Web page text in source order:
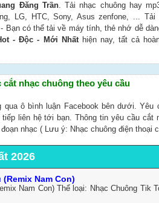
Đăng Trần. Tải nhạc chuông hay
LG, HTC, Sony, Asus zenfone, ...
Bạn có thể tải về máy tính, thẻ nhớ dễ
- Độc - Mới Nhấthiện nay, tất cả
cắt nhạc chuông theo yêu cầu
ô bình luận Facebook bên dưới.
liên hệ tới bạn. Thông tin yêu cầu cắt
nhạc ( Lưu ý: Nhạc chuông điện thoại
2026
Nam Con)
Nam Con) Thể loại: Nhạc Chuông Tik